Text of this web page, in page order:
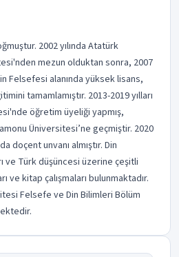
2002 yılında Atatürk
mezun olduktan sonra, 2007
Felsefesi alanında yüksek lisans,
tamamlamıştır. 2013-2019 yılları
öğretim üyeliği yapmış,
Üniversitesi’ne geçmiştir. 2020
doçent unvanı almıştır. Din
ve Türk düşüncesi üzerine çeşitli
ve kitap çalışmaları bulunmaktadır.
Felsefe ve Din Bilimleri Bölüm